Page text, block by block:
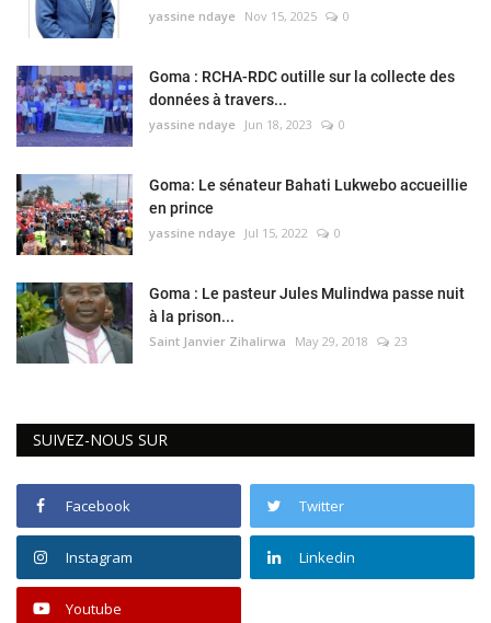
yassine ndaye Nov 15, 2025 0
Goma : RCHA-RDC outille sur la collecte des
données à travers...
yassine ndaye Jun 18, 2023 0
Goma: Le sénateur Bahati Lukwebo accueillie
en prince
yassine ndaye Jul 15, 2022 0
Goma : Le pasteur Jules Mulindwa passe nuit
à la prison...
Saint Janvier Zihalirwa May 29, 2018 23
SUIVEZ-NOUS SUR
Facebook Twitter
Instagram Linkedin
Youtube